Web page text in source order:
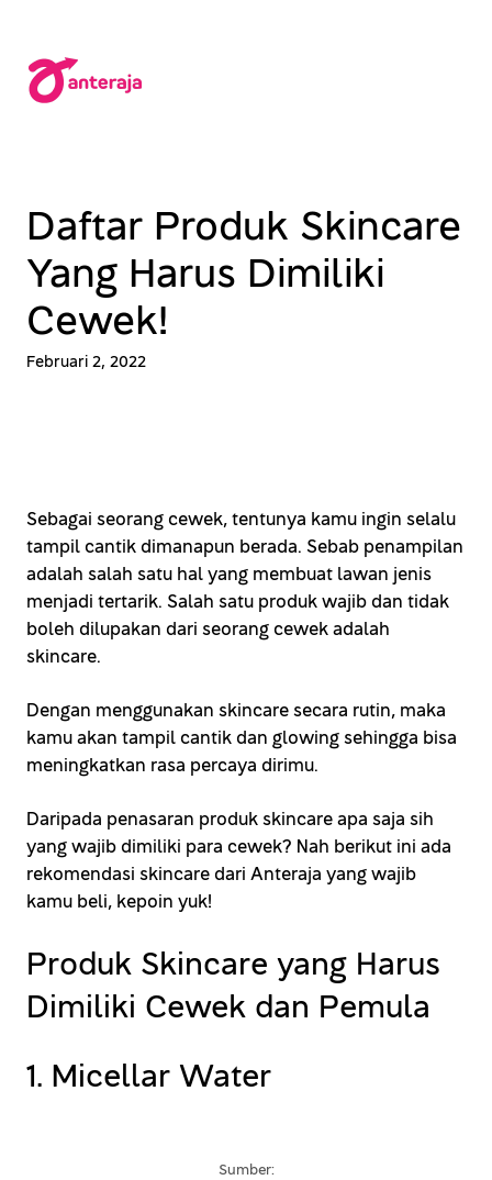
konten
Daftar Produk Skincare
Yang Harus Dimiliki
Cewek!
Februari 2, 2022
Sebagai seorang cewek, tentunya kamu ingin selalu
tampil cantik dimanapun berada. Sebab penampilan
adalah salah satu hal yang membuat lawan jenis
menjadi tertarik. Salah satu produk wajib dan tidak
boleh dilupakan dari seorang cewek adalah
skincare.
Dengan menggunakan skincare secara rutin, maka
kamu akan tampil cantik dan glowing sehingga bisa
meningkatkan rasa percaya dirimu.
Daripada penasaran produk skincare apa saja sih
yang wajib dimiliki para cewek? Nah berikut ini ada
rekomendasi skincare dari Anteraja yang wajib
kamu beli, kepoin yuk!
Produk Skincare yang Harus
Dimiliki Cewek dan Pemula
1. Micellar Water
Sumber: